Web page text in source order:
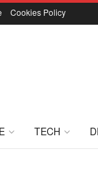
Cookies Policy
TECH